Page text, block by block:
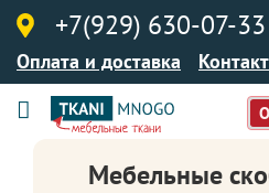
+7(929) 630-07-33
Оплата и доставка
Мебельные